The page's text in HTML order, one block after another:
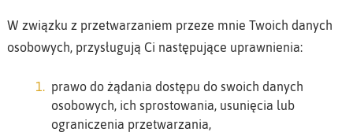
W związku z przetwarzaniem przeze mnie Twoich danych
osobowych, przysługują Ci następujące uprawnienia:
prawo do żądania dostępu do swoich danych
osobowych, ich sprostowania, usunięcia lub
ograniczenia przetwarzania,